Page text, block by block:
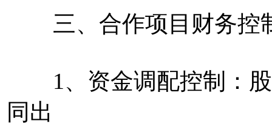
三、合作项目财务控
1、资金调配控制：股
同出